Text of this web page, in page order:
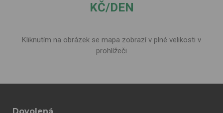
KČ/DEN
Kliknutím na obrázek se mapa zobrazí v plné velikosti v
prohlížeči